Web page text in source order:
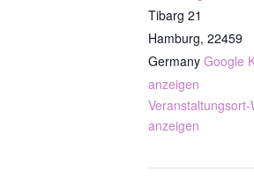
Tibarg 21
Hamburg, 22459
Germany Google
anzeigen
Veranstaltungsort-
anzeigen